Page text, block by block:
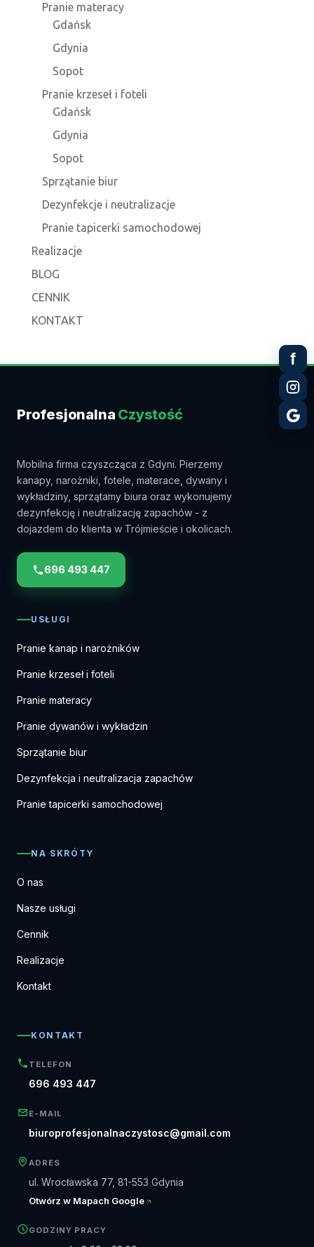
Pranie materacy
Gdańsk
Gdynia
Sopot
Pranie krzeseł i foteli
Gdańsk
Gdynia
Sopot
Sprzątanie biur
Dezynfekcje i neutralizacje
Pranie tapicerki samochodowej
Realizacje
BLOG
CENNIK
KONTAKT
Profesjonalna Czystość
Mobilna firma czyszcząca z Gdyni. Pierzemy
kanapy, narożniki, fotele, materace, dywany i
wykładziny, sprzątamy biura oraz wykonujemy
dezynfekcję i neutralizację zapachów - z
dojazdem do klienta w Trójmieście i okolicach.
696 493 447
USŁUGI
Pranie kanap i narożników
Pranie krzeseł i foteli
Pranie materacy
Pranie dywanów i wykładzin
Sprzątanie biur
Dezynfekcja i neutralizacja zapachów
Pranie tapicerki samochodowej
NA SKRÓTY
O nas
Nasze usługi
Cennik
Realizacje
Kontakt
KONTAKT
TELEFON
696 493 447
E-MAIL
biuroprofesjonalnaczystosc@gmail.com
ADRES
ul. Wrocławska 77, 81-553 Gdynia
Otwórz w Mapach Google
GODZINY PRACY
f